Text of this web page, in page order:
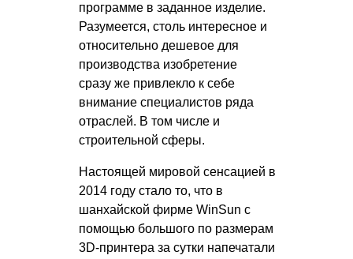
программе в заданное изделие.
Разумеется, столь интересное и
относительно дешевое для
производства изобретение
сразу же привлекло к себе
внимание специалистов ряда
отраслей. В том числе и
строительной сферы.
Настоящей мировой сенсацией в
2014 году стало то, что в
шанхайской фирме WinSun c
помощью большого по размерам
3D-принтера за сутки напечатали